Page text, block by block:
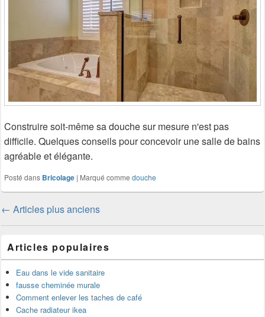
Construire soit-même sa douche sur mesure n'est pas
difficile. Quelques conseils pour concevoir une salle de bains
agréable et élégante.
Posté dans Bricolage | Marqué comme douche
Navigation
dans
articles
← Articles plus anciens
Articles populaires
Eau dans le vide sanitaire
fausse cheminée murale
Comment enlever les taches de café
Cache radiateur ikea